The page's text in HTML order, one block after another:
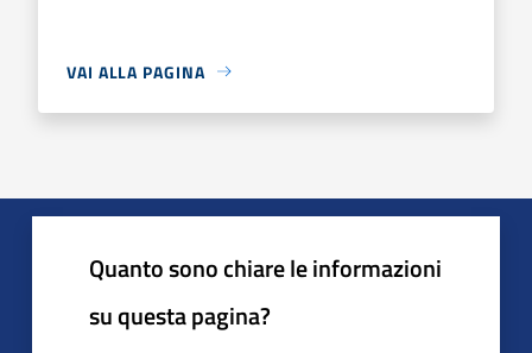
VAI ALLA PAGINA
Quanto sono chiare le informazioni
su questa pagina?